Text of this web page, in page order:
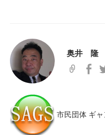
奥井 隆
市民団体 ギ